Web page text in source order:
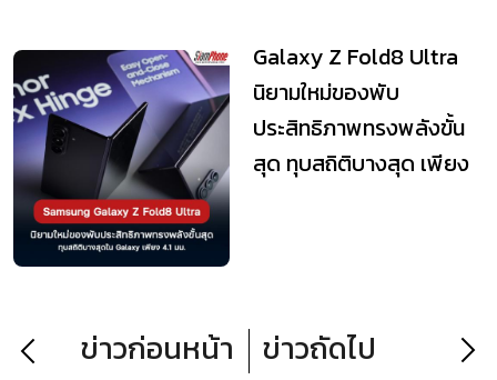
Galaxy Z Fold8 Ultra
นิยามใหม่ของพับ
ประสิทธิภาพทรงพลังขั้น
สุด ทุบสถิติบางสุด เพียง
ข่าวก่อนหน้า ข่าวถัดไป